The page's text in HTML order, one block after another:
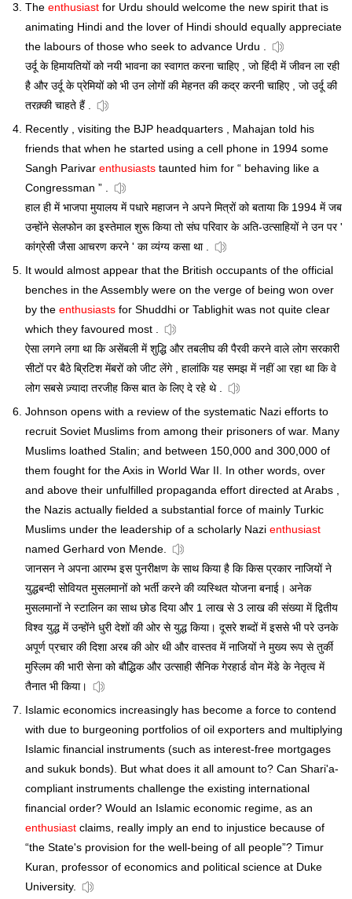
The enthusiast for Urdu should welcome the new spirit that is
animating Hindi and the lover of Hindi should equally appreciate
the labours of those who seek to advance Urdu .
उर्दू के हिमायतियों को नयी भावना का स्वागत करना चाहिए , जो हिंदी में जीवन ला रही
है और उर्दू के प्रेमियों को भी उन लोगों की मेहनत की कद्र करनी चाहिए , जो उर्दू की
तरक़्की चाहते हैं .
Recently , visiting the BJP headquarters , Mahajan told his
friends that when he started using a cell phone in 1994 some
Sangh Parivar enthusiasts taunted him for “ behaving like a
Congressman ” .
हाल ही में भाजपा मुयालय में पधारे महाजन ने अपने मित्रों को बताया कि 1994 में जब
उन्होंने सेलफोन का इस्तेमाल शुरू किया तो संघ परिवार के अति-उत्साहियों ने उन पर '
कांग्रेसी जैसा आचरण करने ' का व्यंग्य कसा था .
It would almost appear that the British occupants of the official
benches in the Assembly were on the verge of being won over
by the enthusiasts for Shuddhi or Tablighit was not quite clear
which they favoured most .
ऐसा लगने लगा था कि असेंबली में शुद्धि और तबलीघ की पैरवी करने वाले लोग सरकारी
सीटों पर बैठे ब्रिटिश मेंबरों को जीट लेंगे , हालांकि यह समझ में नहीं आ रहा था कि वे
लोग सबसे ज़्यादा तरजीह किस बात के लिए दे रहे थे .
Johnson opens with a review of the systematic Nazi efforts to
recruit Soviet Muslims from among their prisoners of war. Many
Muslims loathed Stalin; and between 150,000 and 300,000 of
them fought for the Axis in World War II. In other words, over
and above their unfulfilled propaganda effort directed at Arabs ,
the Nazis actually fielded a substantial force of mainly Turkic
Muslims under the leadership of a scholarly Nazi enthusiast
named Gerhard von Mende.
जानसन ने अपना आरम्भ इस पुनरीक्षण के साथ किया है कि किस प्रकार नाजियों ने
युद्धबन्दी सोवियत मुसलमानों को भर्ती करने की व्यस्थित योजना बनाई। अनेक
मुसलमानों ने स्टालिन का साथ छोड दिया और 1 लाख से 3 लाख की संख्या में द्वितीय
विश्व युद्ध में उन्होंने धुरी देशों की ओर से युद्ध किया। दूसरे शब्दों में इससे भी परे उनके
अपूर्ण प्रचार की दिशा अरब की ओर थी और वास्तव में नाजियों ने मुख्य रूप से तुर्की
मुस्लिम की भारी सेना को बौद्धिक और उत्साही सैनिक गेरहार्ड वोन मेंडे के नेतृत्व में
तैनात भी किया।
Islamic economics increasingly has become a force to contend
with due to burgeoning portfolios of oil exporters and multiplying
Islamic financial instruments (such as interest-free mortgages
and sukuk bonds). But what does it all amount to? Can Shari'a-
compliant instruments challenge the existing international
financial order? Would an Islamic economic regime, as an
enthusiast claims, really imply an end to injustice because of
“the State's provision for the well-being of all people”? Timur
Kuran, professor of economics and political science at Duke
University.